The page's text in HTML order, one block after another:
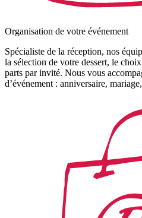
Organisation de votre événement
Spécialiste de la réception, nos
la sélection de votre dessert, le
parts par invité. Nous vous
d’événement : anniversaire,